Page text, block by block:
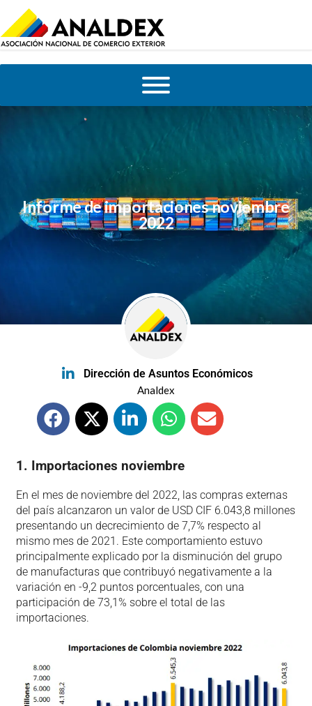
Informe de importaciones noviembre
2022
Dirección de Asuntos Económicos
Analdex
1. Importaciones noviembre
En el mes de noviembre del 2022, las compras externas
del país alcanzaron un valor de USD CIF 6.043,8 millones
presentando un decrecimiento de 7,7% respecto al
mismo mes de 2021. Este comportamiento estuvo
principalmente explicado por la disminución del grupo
de manufacturas que contribuyó negativamente a la
variación en -9,2 puntos porcentuales, con una
participación de 73,1% sobre el total de las
importaciones.